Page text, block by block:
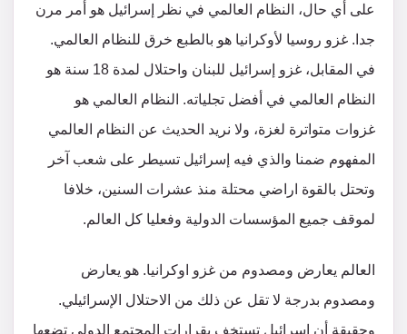
على أي حال، النظام العالمي في نظر إسرائيل هو أمر مرن
جدا. غزو روسيا لأوكرانيا هو بالطبع خرق للنظام العالمي.
في المقابل، غزو إسرائيل للبنان واحتلال لمدة 18 سنة هو
النظام العالمي في أفضل تجلياته. النظام العالمي هو
غزوات متواترة لغزة، ولا نريد الحديث عن النظام العالمي
المفهوم ضمنا والذي فيه إسرائيل تسيطر على شعب آخر
وتحتل بالقوة اراضي محتلة منذ عشرات السنين، خلافا
لموقف جميع المؤسسات الدولية وفعليا كل العالم.
العالم يعارض ومصدوم من غزو اوكرانيا. هو يعارض
ومصدوم بدرجة لا تقل عن ذلك من الاحتلال الإسرائيلي.
وحقيقة أن إسرائيل تستخف بقرارات المجتمع الدولي تضعها